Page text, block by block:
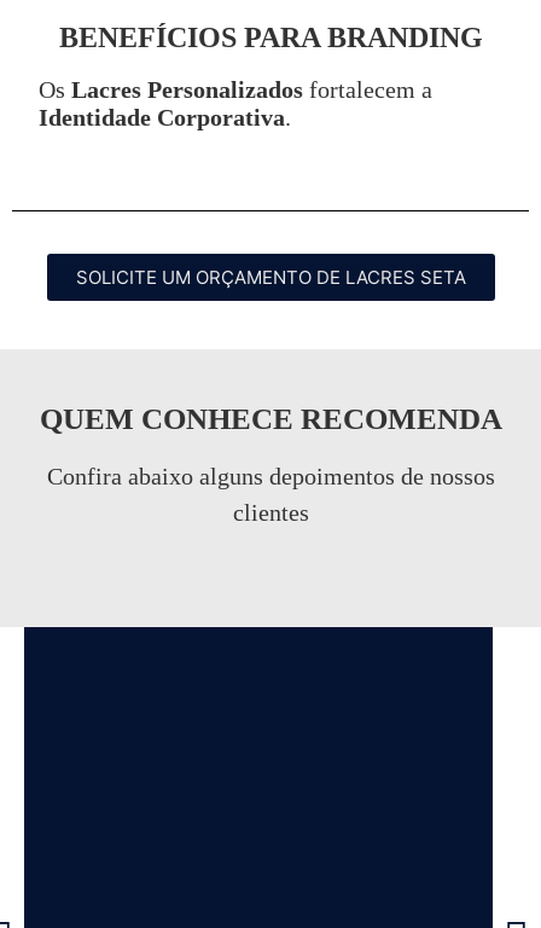
BENEFÍCIOS PARA BRANDING
Os Lacres Personalizados fortalecem a
Identidade Corporativa.
SOLICITE UM ORÇAMENTO DE LACRES SETA
QUEM CONHECE RECOMENDA
Confira abaixo alguns depoimentos de nossos
clientes